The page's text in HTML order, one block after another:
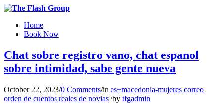
Home
Book Now
Chat sobre registro vano, chat espanol
sobre intimidad, sabe gente nueva
October 22, 2023/0 Comments/in es+macedonia-mujeres correo
orden de cuentos reales de novias /by tfgadmin